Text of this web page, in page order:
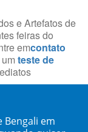
e Artefatos de
feiras do
emcontato
teste de
Bengali em